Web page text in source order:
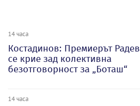
14 часа
Костадинов: Премиерът Радев
се крие зад колективна
безотговорност за „Боташ“
14 часа